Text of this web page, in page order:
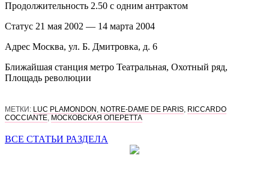
Продолжительность 2.50 c одним антрактом
Статус 21 мая 2002 — 14 марта 2004
Адрес Москва, ул. Б. Дмитровка, д. 6
Ближайшая станция метро Театральная, Охотный ряд,
Площадь революции
МЕТКИ: LUC PLAMONDON , NOTRE-DAME DE PARIS, RICCARDO
COCCIANTE, МОСКОВСКАЯ ОПЕРЕТТА
ВСЕ СТАТЬИ РАЗДЕЛА